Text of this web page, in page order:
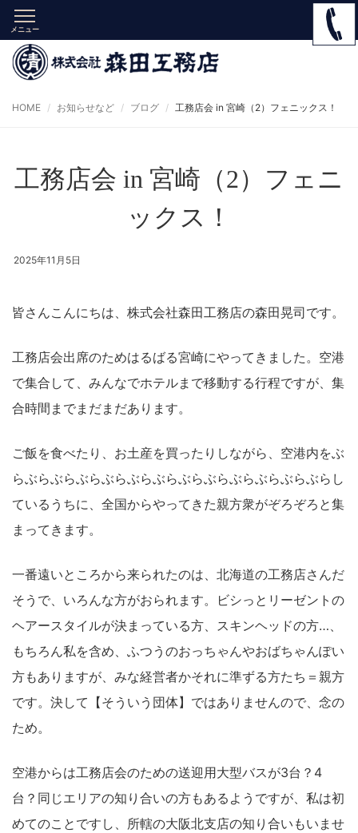
メニュー
HOME お知らせなど ブログ 工務店会 in 宮崎（2）フェニックス！
工務店会 in 宮崎（2）フェニ
ックス！
2025年11月5日
皆さんこんにちは、株式会社森田工務店の森田晃司です。
工務店会出席のためはるばる宮崎にやってきました。空港
で集合して、みんなでホテルまで移動する行程ですが、集
合時間までまだまだあります。
ご飯を食べたり、お土産を買ったりしながら、空港内をぶ
らぶらぶらぶらぶらぶらぶらぶらぶらぶらぶらぶらぶらし
ているうちに、全国からやってきた親方衆がぞろぞろと集
まってきます。
一番遠いところから来られたのは、北海道の工務店さんだ
そうで、いろんな方がおられます。ビシっとリーゼントの
ヘアースタイルが決まっている方、スキンヘッドの方…、
もちろん私を含め、ふつうのおっちゃんやおばちゃんぽい
方もありますが、みな経営者かそれに準ずる方たち＝親方
です。決して【そういう団体】ではありませんので、念の
ため。
空港からは工務店会のための送迎用大型バスが3台？4
台？同じエリアの知り合いの方もあるようですが、私は初
めてのことですし、所轄の大阪北支店の知り合いもいませ